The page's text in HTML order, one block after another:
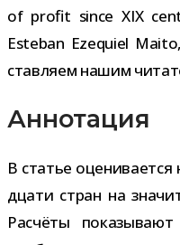
of profit since XIX
Esteban Ezequiel
став­ляем нашим
Аннотация
В ста­тье
дцати стран на
Расчёты